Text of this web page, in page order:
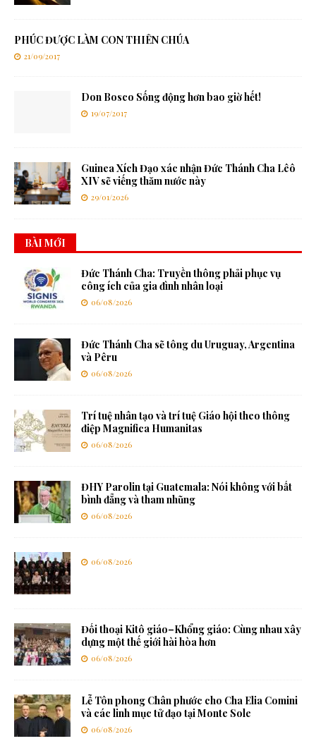
PHÚC ĐƯỢC LÀM CON THIÊN CHÚA
21/09/2017
Don Bosco Sống động hơn bao giờ hết!
19/07/2017
Guinea Xích Đạo xác nhận Đức Thánh Cha Lêô
XIV sẽ viếng thăm nước này
29/01/2026
BÀI MỚI
Đức Thánh Cha: Truyền thông phải phục vụ
công ích của gia đình nhân loại
06/08/2026
Đức Thánh Cha sẽ tông du Uruguay, Argentina
và Pêru
06/08/2026
Trí tuệ nhân tạo và trí tuệ Giáo hội theo thông
điệp Magnifica Humanitas
06/08/2026
ĐHY Parolin tại Guatemala: Nói không với bất
bình đẳng và tham nhũng
06/08/2026
06/08/2026
Đối thoại Kitô giáo–Khổng giáo: Cùng nhau xây
dựng một thế giới hài hòa hơn
06/08/2026
Lễ Tôn phong Chân phước cho Cha Elia Comini
và các linh mục tử đạo tại Monte Sole
06/08/2026